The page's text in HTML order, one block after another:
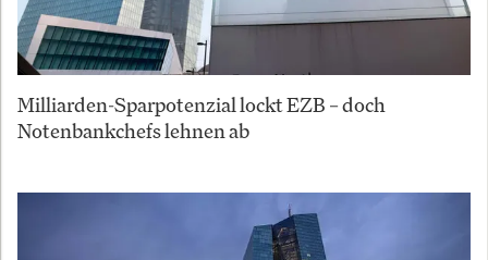
Milliarden-Sparpotenzial lockt EZB – doch
Notenbankchefs lehnen ab